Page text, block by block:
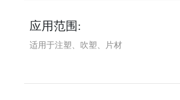
应用范围:
适用于注塑、吹塑、片材